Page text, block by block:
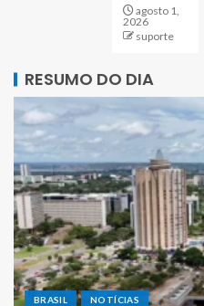
agosto 1,
2026
suporte
RESUMO DO DIA
BRASIL NOTÍCIAS